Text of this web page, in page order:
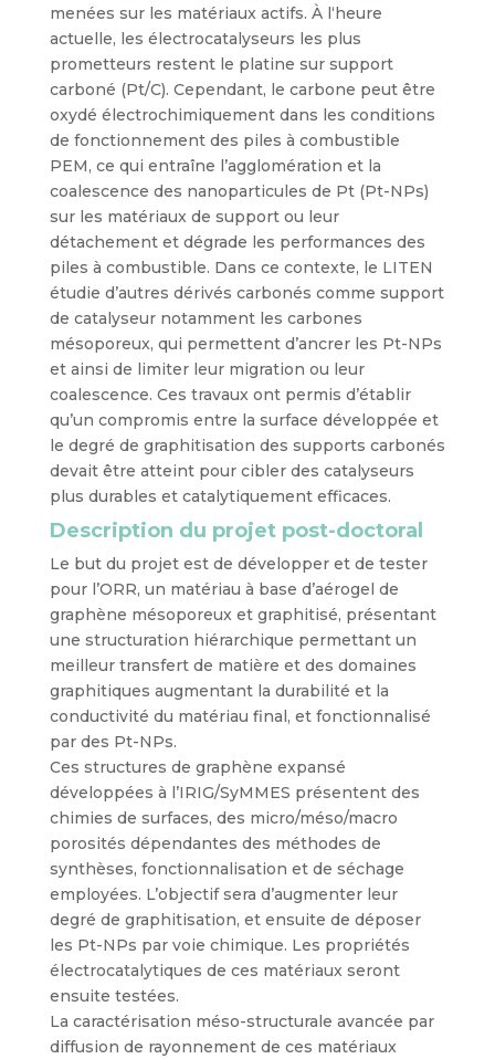
menées sur les matériaux actifs. À l ‘heure
actuelle, les électrocatalyseurs les plus
prometteurs restent le platine sur support
carboné (Pt/C). Cependant, le carbone peut être
oxydé électrochimiquement dans les conditions
de fonctionnement des piles à combustible
PEM, ce qui entraîne l’agglomération et la
coalescence des nanoparticules de Pt (Pt-NPs)
sur les matériaux de support ou leur
détachement et dégrade les performances des
piles à combustible. Dans ce contexte, le LITEN
étudie d’autres dérivés carbonés comme support
de catalyseur notamment les carbones
mésoporeux, qui permettent d’ancrer les Pt-NPs
et ainsi de limiter leur migration ou leur
coalescence. Ces travaux ont permis d’établir
qu’un compromis entre la surface développée et
le degré de graphitisation des supports carbonés
devait être atteint pour cibler des catalyseurs
plus durables et catalytiquement efficaces.
Description du projet post-doctoral
Le but du projet est de développer et de tester
pour l’ORR, un matériau à base d’aérogel de
graphène mésoporeux et graphitisé, présentant
une structuration hiérarchique permettant un
meilleur transfert de matière et des domaines
graphitiques augmentant la durabilité et la
conductivité du matériau final, et fonctionnalisé
par des Pt-NPs.
Ces structures de graphène expansé
développées à l’IRIG/SyMMES présentent des
chimies de surfaces, des micro/méso/macro
porosités dépendantes des méthodes de
synthèses, fonctionnalisation et de séchage
employées. L’objectif sera d’augmenter leur
degré de graphitisation, et ensuite de déposer
les Pt-NPs par voie chimique. Les propriétés
électrocatalytiques de ces matériaux seront
ensuite testées.
La caractérisation méso-structurale avancée par
diffusion de rayonnement de ces matériaux